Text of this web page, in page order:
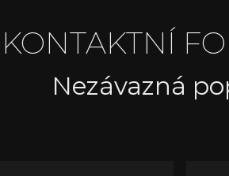
KONTAKTNÍ
Nezávazná